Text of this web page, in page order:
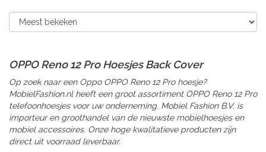
OPPO Reno 12 Pro Hoesjes Back Cover
Op zoek naar een Oppo OPPO Reno 12 Pro hoesje?
MobielFashion.nl heeft een groot assortiment OPPO Reno 12 Pro
telefoonhoesjes voor uw onderneming. Mobiel Fashion B.V. is
importeur en groothandel van de nieuwste mobielhoesjes en
mobiel accessoires. Onze hoge kwalitatieve producten zijn
direct uit voorraad leverbaar.